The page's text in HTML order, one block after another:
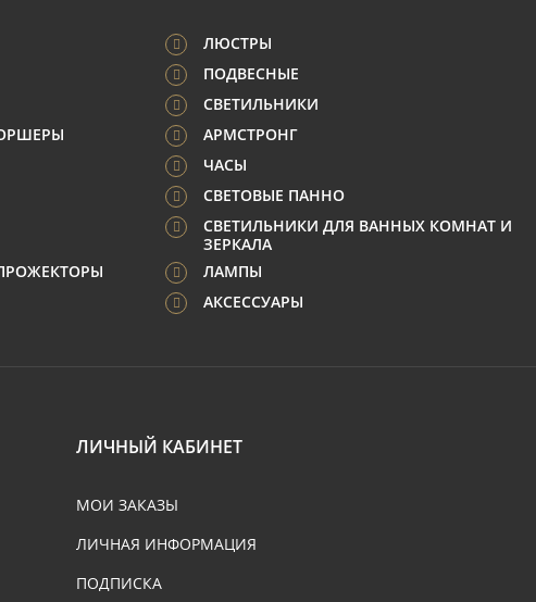
ЛЮСТРЫ
ПОДВЕСНЫЕ
СВЕТИЛЬНИКИ
АРМСТРОНГ
ЧАСЫ
СВЕТОВЫЕ ПАННО
СВЕТИЛЬНИКИ ДЛЯ ВАННЫХ КОМНАТ И
ЗЕРКАЛА
ЛАМПЫ
АКСЕССУАРЫ
ЛИЧНЫЙ КАБИНЕТ
МОИ ЗАКАЗЫ
ЛИЧНАЯ ИНФОРМАЦИЯ
ПОДПИСКА